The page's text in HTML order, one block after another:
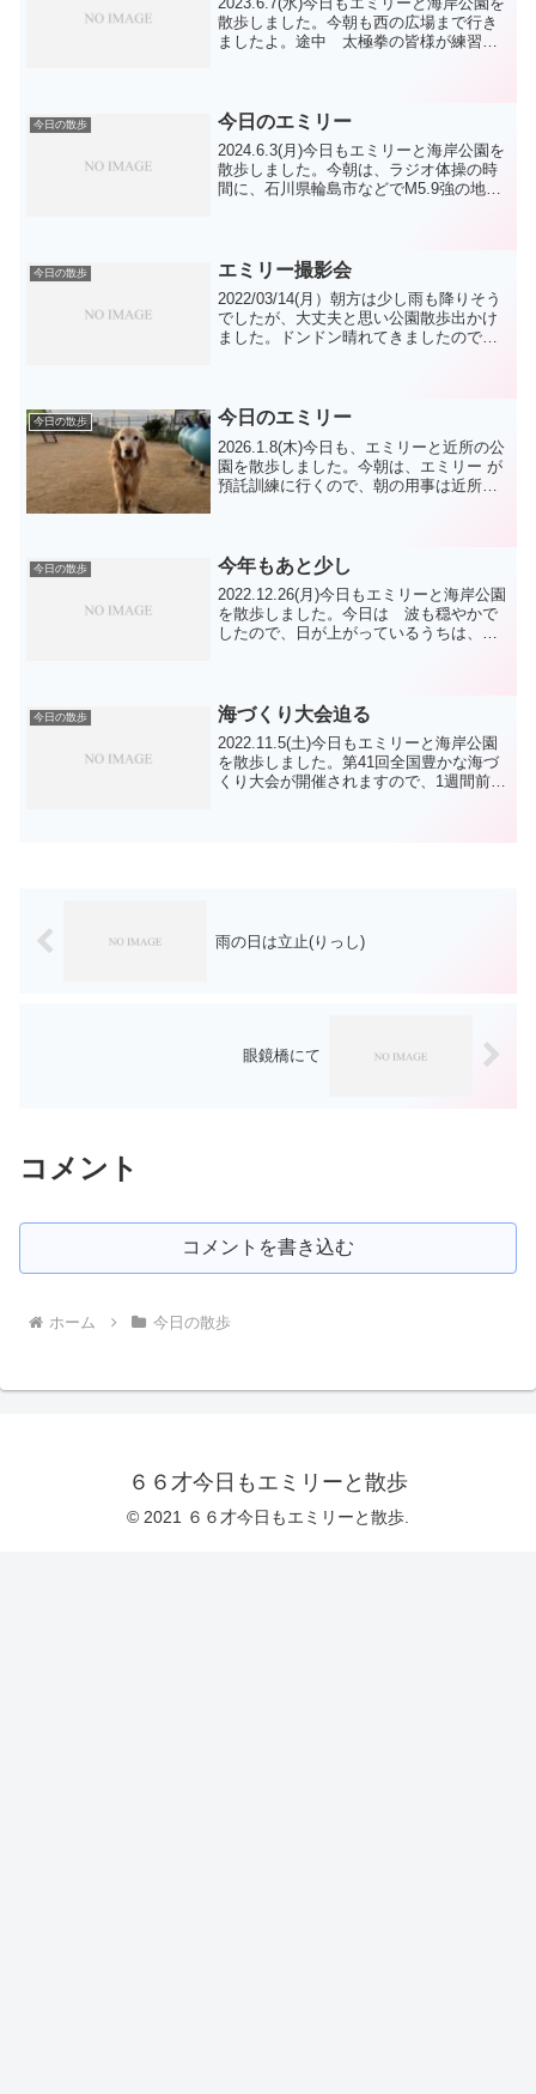
散歩しました。今朝も西の広場まで行き
ましたよ。途中 太極拳の皆様が練習中
リータイム...
今日の散歩 今日のエミリー
2024.6.3(月)今日もエミリーと海岸公園を
散歩しました。今朝は、ラジオ体操の時
間に、石川県輪島市などでM5.9強の地震
は、ドン君...
今日の散歩 エミリー撮影会
2022/03/14(月）朝方は少し雨も降りそう
でしたが、大丈夫と思い公園散歩出かけ
ました。ドンドン晴れてきましたのでい
るのはやめて...
今日の散歩 今日のエミリー
2026.1.8(木)今日も、エミリーと近所の公
園を散歩しました。今朝は、エミリー が
預託訓練に行くので、朝の用事は近所の
わかると...
今日の散歩 今年もあと少し
2022.12.26(月)今日もエミリーと海岸公園
を散歩しました。今日は 波も穏やかで
したので、日が上がっているうちは、お
君 達に会いま...
今日の散歩 海づくり大会迫る
2022.11.5(土)今日もエミリーと海岸公園
を散歩しました。第41回全国豊かな海づ
くり大会が開催されますので、1週間前と
雨の日は立止(りっし)
眼鏡橋にて
コメント
コメントを書き込む
ホーム 今日の散歩
６６才今日もエミリーと散歩
© 2021 ６６才今日もエミリーと散歩.